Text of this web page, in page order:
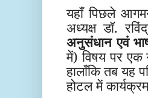
यहाँ पिछले
अध्यक्ष डॉ.
अनुसंधान एवं
में) विषय पर एक
हालाँकि तब यह
होटल में